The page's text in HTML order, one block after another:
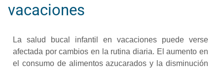
vacaciones
La salud bucal infantil en vacaciones puede verse
afectada por cambios en la rutina diaria. El aumento en
el consumo de alimentos azucarados y la disminución